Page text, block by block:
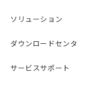
ソリューション
ダウンロードセンタ
サービスサポート